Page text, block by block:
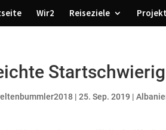
Wir2 Reiseziele
|25. Sep. 2019 |